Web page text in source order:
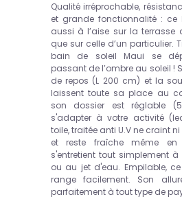
Qualité irréprochable,
et grande fonctionnalité : ce
aussi à l’aise sur la terrasse
que sur celle d’un particulier.
bain de soleil Maui se
passant de l’ombre au soleil !
de repos (L 200 cm) et la
laissent toute sa place au
son dossier est réglable
s'adapter à votre activité
toile, traitée anti U.V ne craint
et reste fraîche même en
s'entretient tout simplement
ou au jet d'eau. Empilable,
range facilement. Son
parfaitement à tout type de